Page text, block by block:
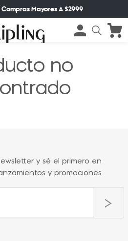
Mayores A $2999
no
y sé el primero en
y promociones